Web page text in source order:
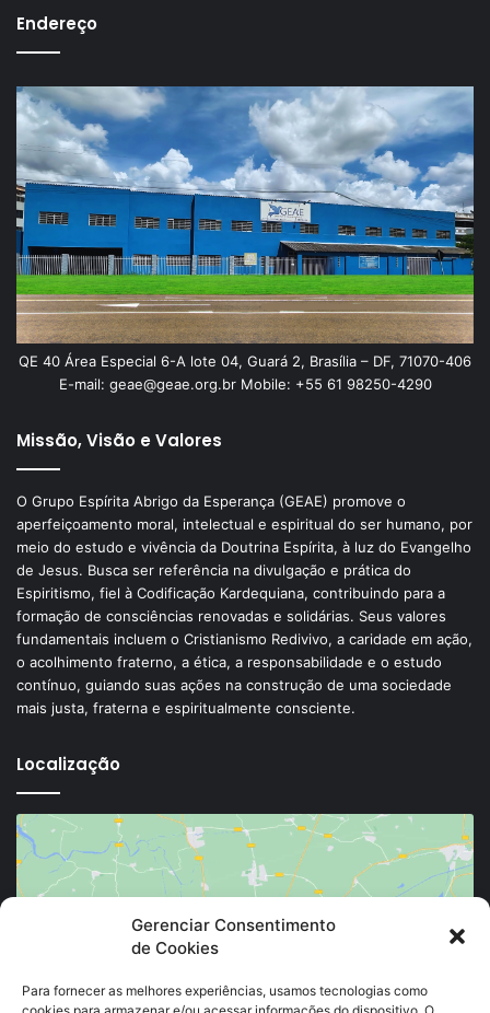
Gerenciar Consentimento
de Cookies
Para fornecer as melhores experiências, usamos tecnologias como
Endereço
QE 40 Área Especial 6-A lote 04, Guará 2, Brasília – DF, 71070-406
E-mail: geae@geae.org.br Mobile: +55 61 98250-4290
Missão, Visão e Valores
O Grupo Espírita Abrigo da Esperança (GEAE) promove o
aperfeiçoamento moral, intelectual e espiritual do ser humano, por
meio do estudo e vivência da Doutrina Espírita, à luz do Evangelho
de Jesus. Busca ser referência na divulgação e prática do
Espiritismo, fiel à Codificação Kardequiana, contribuindo para a
formação de consciências renovadas e solidárias. Seus valores
fundamentais incluem o Cristianismo Redivivo, a caridade em ação,
o acolhimento fraterno, a ética, a responsabilidade e o estudo
contínuo, guiando suas ações na construção de uma sociedade
mais justa, fraterna e espiritualmente consciente.
Localização
ativar este conteúdo